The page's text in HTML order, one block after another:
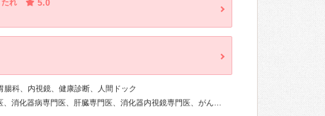
れ 5.0
腸科、内視鏡、健康診断、人間ドック